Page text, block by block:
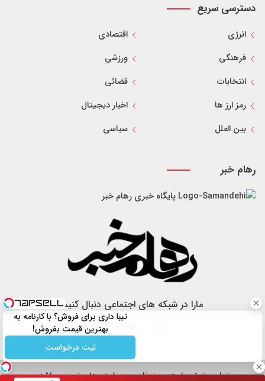
دسترسی سریع
انرژی
اقتصادی
فرهنگی
ورزشی
انتخابات
قضائی
رمز ارز ها
اخبار دیجیتال
بین الملل
سیاسی
رهام خبر
پایگاه خبری رهام خبر
مارا در شبکه های اجتماعی دنبال کنید
تمام حقوق سایت محفوظ و مربوط به رهام خبر می باشد.
تیبا داری برای فروش؟ با کارنامه به
بهترین قیمت بفروش!
ثبت درخواست